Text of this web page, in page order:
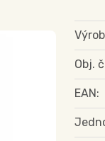
Obj.
EAN: